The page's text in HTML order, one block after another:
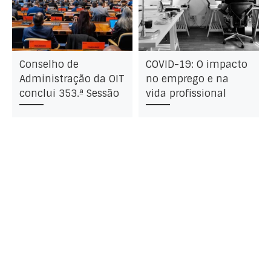
Conselho de
Administração da OIT
conclui 353.ª Sessão
COVID-19: O impacto
no emprego e na
vida profissional